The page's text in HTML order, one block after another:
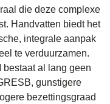
die deze complexe
Handvatten biedt het
integrale aanpak
te verduurzamen.
al lang geen
gunstigere
bezettingsgraad